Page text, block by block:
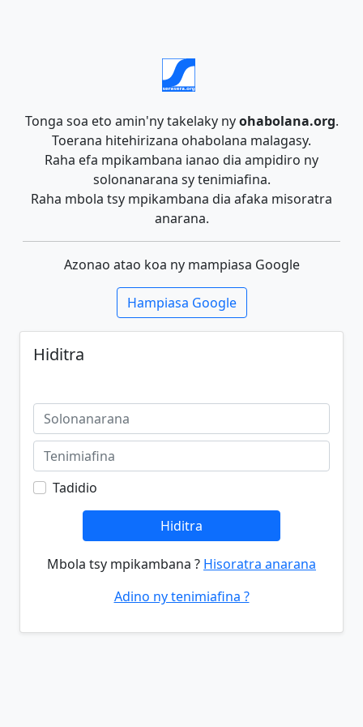
Tonga soa eto amin'ny takelaky nyohabolana.org.
Toerana hitehirizana ohabolana malagasy.
Raha efa mpikambana ianao dia ampidiro ny
solonanarana sy tenimiafina.
Raha mbola tsy mpikambana dia afaka misoratra
anarana.
Azonao atao koa ny mampiasa Google
Hampiasa Google
Hiditra
Tadidio
Hiditra
Mbola tsy mpikambana ? Hisoratra anarana
Adino ny tenimiafina ?